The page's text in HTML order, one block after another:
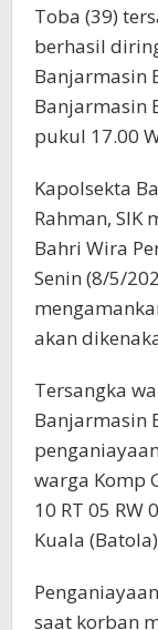
Toba (39)
berhasil
Banjarmasin
Banjarmasin
pukul 17.00
Kapolsekta
Rahman, SIK
Bahri Wira
Senin (8/5/
akan
Tersangka
Banjarmasin
warga Komp
10 RT 05
Kuala
saat korban